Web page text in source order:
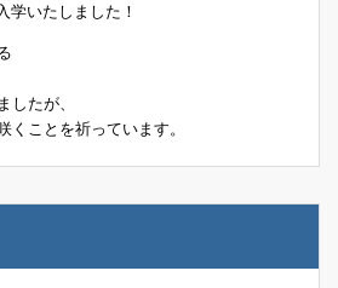
学いたしました！
したが、
くことを祈っています。